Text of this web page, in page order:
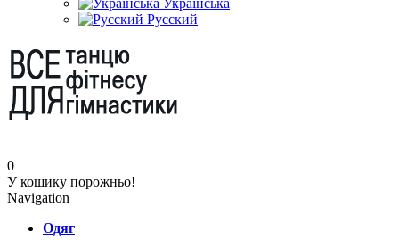
Українська
Русский
0
У кошику порожньо!
Navigation
Одяг